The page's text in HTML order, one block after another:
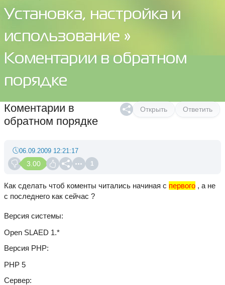
Установка, настройка и
использование »
Коментарии в обратном
порядке
Открыть Ответить
Коментарии в
обратном порядке
3.00 1
06.09.2009 12:21:17
Как сделать чтоб коменты читались начиная с первого , а не
с последнего как сейчас ?
Версия системы
Open SLAED 1.*
Версия PHP
PHP 5
Сервер